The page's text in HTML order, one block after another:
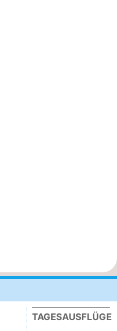
TAGESAUSFLÜGE